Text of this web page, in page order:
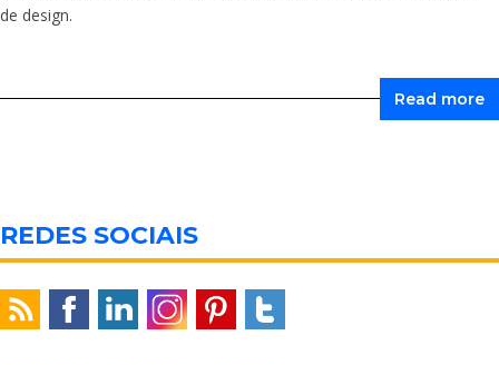
de design.
Read more
REDES SOCIAIS